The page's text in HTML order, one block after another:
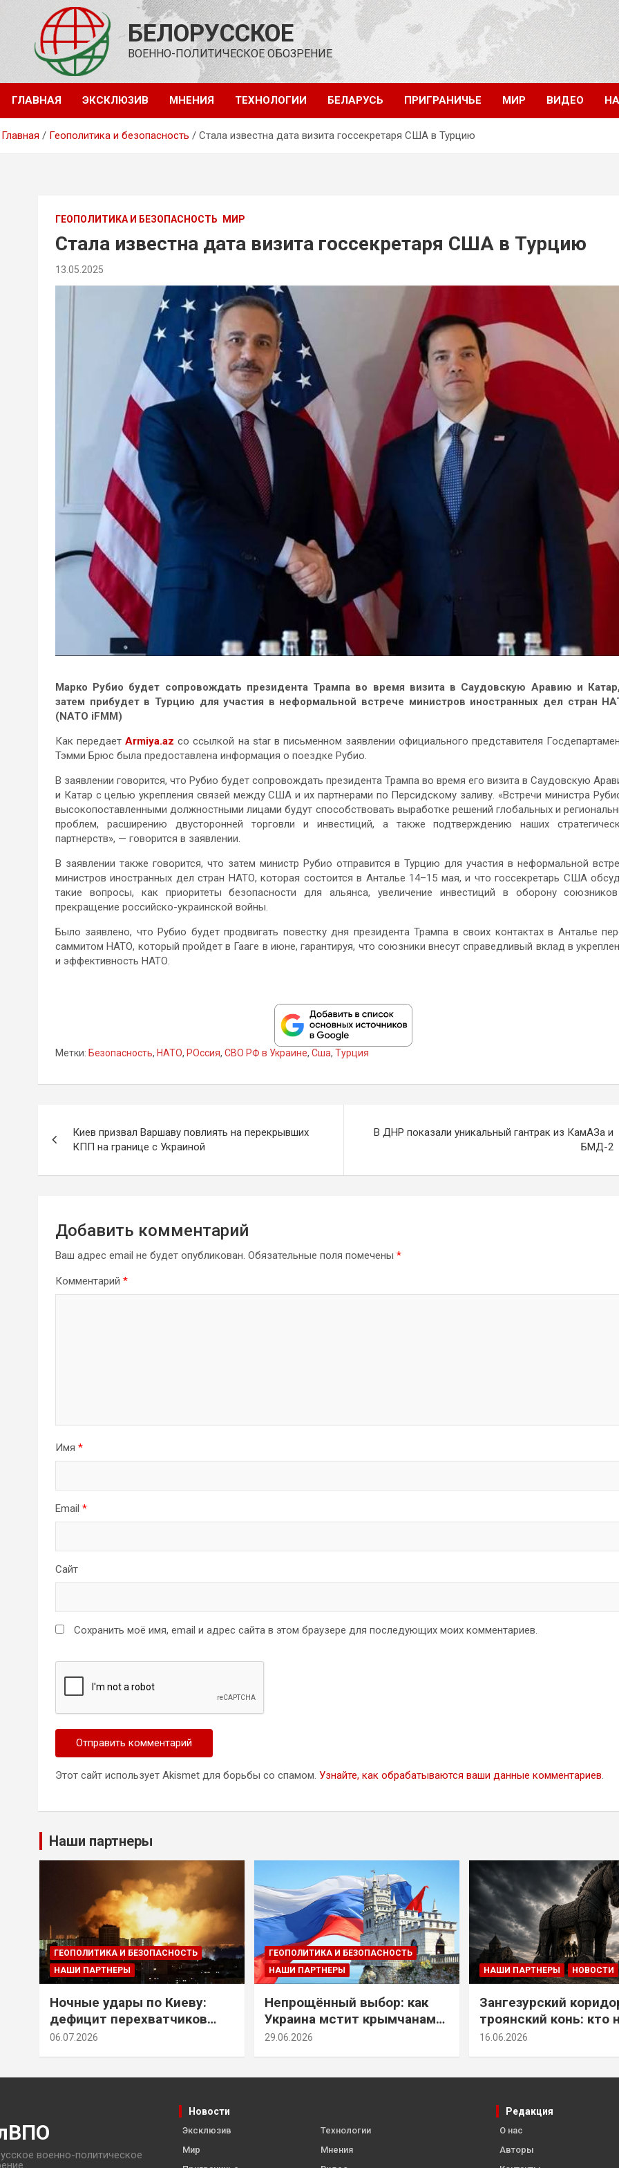
содержимому
БЕЛОРУССКОЕ
ВОЕННО-ПОЛИТИЧЕСКОЕ ОБОЗРЕНИЕ
ГЛАВНАЯ ЭКСКЛЮЗИВ МНЕНИЯ ТЕХНОЛОГИИ БЕЛАРУСЬ ПРИГРАНИЧЬЕ МИР ВИДЕО
Главная Геополитика и безопасность Стала известна дата визита госсекретаря США в Турцию
ГЕОПОЛИТИКА И БЕЗОПАСНОСТЬ МИР
Стала известна дата визита госсекретаря США в Турцию
13.05.2025
Марко Рубио будет сопровождать президента Трампа во время визита в Саудовскую Аравию и
затем прибудет в Турцию для участия в неформальной встрече министров иностранных дел стран
(NATO iFMM)
Как передаетArmiya.az со ссылкой на star в письменном заявлении официального представителя
Тэмми Брюс была предоставлена ​​информация о поездке Рубио.
В заявлении говорится, что Рубио будет сопровождать президента Трампа во время его визита в Саудовскую
и Катар с целью укрепления связей между США и их партнерами по Персидскому заливу. «Встречи министра
высокопоставленными должностными лицами будут способствовать выработке решений глобальных и
проблем, расширению двусторонней торговли и инвестиций, а также подтверждению наших
партнерств», — говорится в заявлении.
В заявлении также говорится, что затем министр Рубио отправится в Турцию для участия в неформальной
министров иностранных дел стран НАТО, которая состоится в Анталье 14–15 мая, и что госсекретарь США
такие вопросы, как приоритеты безопасности для альянса, увеличение инвестиций в оборону
прекращение российско-украинской войны.
Было заявлено, что Рубио будет продвигать повестку дня президента Трампа в своих контактах в Анталье
саммитом НАТО, который пройдет в Гааге в июне, гарантируя, что союзники внесут справедливый вклад в
и эффективность НАТО.
Метки: Безопасность, НАТО, РОссия, СВО РФ в Украине, Сша, Турция
по
записям
Киев призвал Варшаву повлиять на перекрывших
КПП на границе с Украиной
В ДНР показали уникальный гантрак из КамАЗа и
БМД-2
Добавить комментарий
Ваш адрес email не будет опубликован. Обязательные поля помечены *
Комментарий *
Имя *
Email *
Сайт
Сохранить моё имя, email и адрес сайта в этом браузере для последующих моих комментариев.
Этот сайт использует Akismet для борьбы со спамом. Узнайте, как обрабатываются ваши данные комментариев.
Наши партнеры
ГЕОПОЛИТИКА И БЕЗОПАСНОСТЬ
НАШИ ПАРТНЕРЫ
Ночные удары по Киеву:
дефицит перехватчиков
Patriot и оборонительные
06.07.2026
ГЕОПОЛИТИКА И БЕЗОПАСНОСТЬ
НАШИ ПАРТНЕРЫ
Непрощённый выбор: как
Украина мстит крымчанам
за их историческое решение
29.06.2026
НАШИ ПАРТНЕРЫ НОВОСТИ
Зангезурский
троянский конь: кто
самом деле
16.06.2026
военно-политическое
Новости
Эксклюзив
Мир
Технологии
Мнения
Редакция
О нас
Авторы